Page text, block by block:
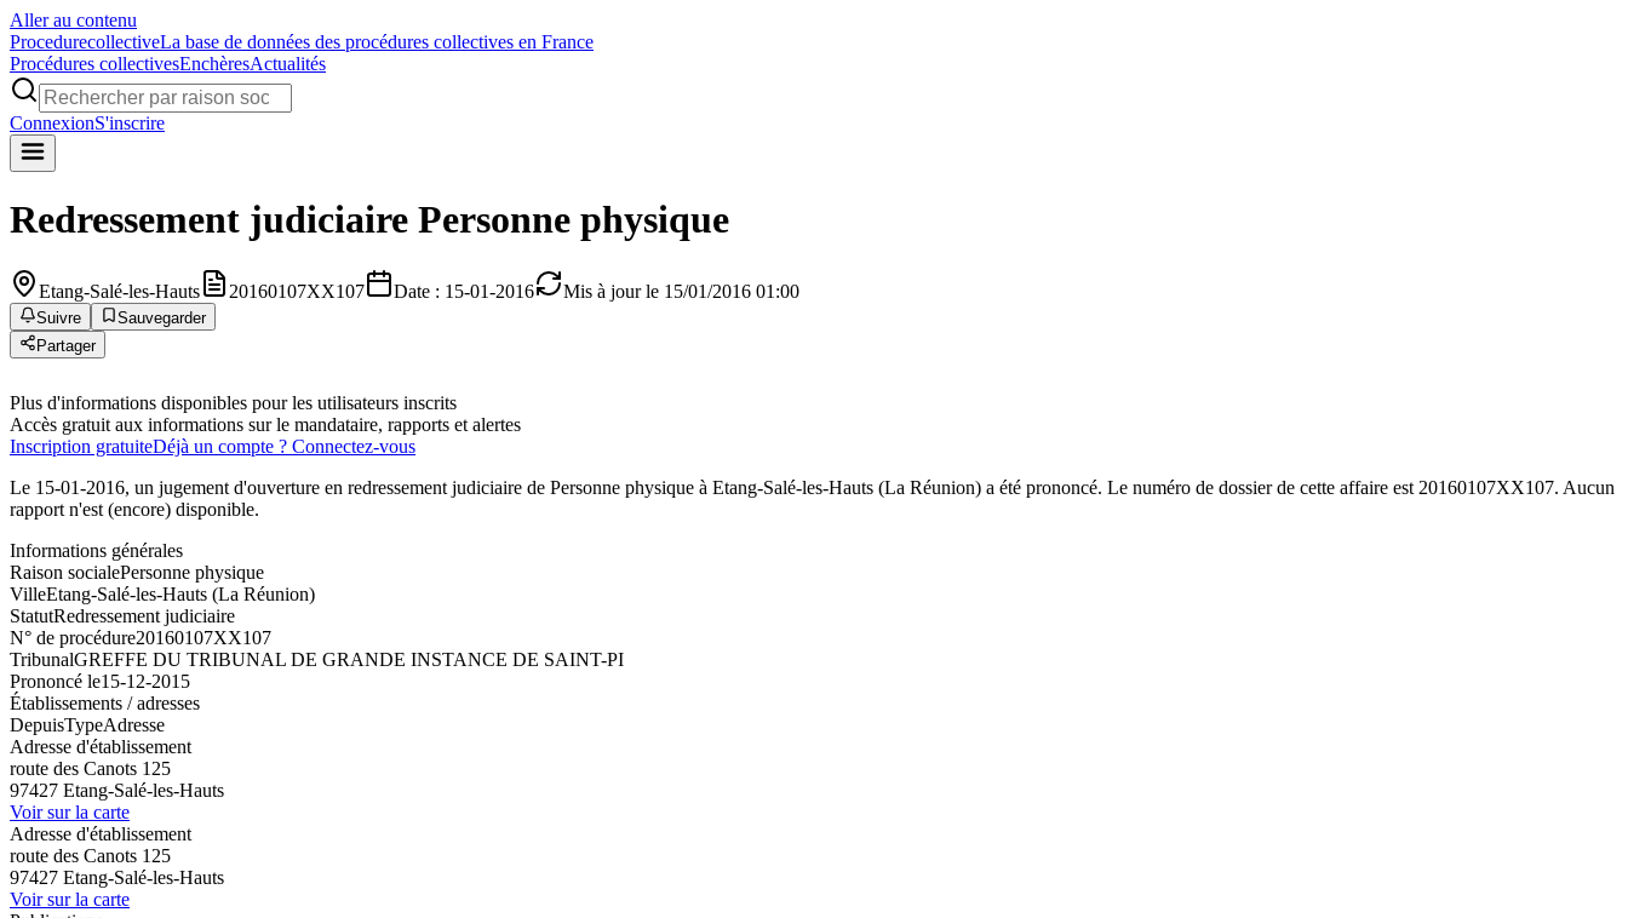
Aller au contenu
ProcedurecollectiveLa base de données des procédures collectives en France
Procédures collectivesEnchèresActualités
ConnexionS'inscrire
Redressement judiciaire Personne physique
Etang-Salé-les-Hauts 20160107XX107 Date : 15-01-2016 Mis à jour le 15/01/2016 01:00
Suivre
Sauvegarder
Partager
Plus d'informations disponibles pour les utilisateurs inscrits
Accès gratuit aux informations sur le mandataire, rapports et alertes
Inscription gratuiteDéjà un compte ? Connectez-vous
Le 15-01-2016, un jugement d'ouverture en redressement judiciaire de Personne physique à Etang-Salé-les-Hauts (La Réunion) a été prononcé. Le numéro de dossier de cette affaire est 20160107XX107. Aucun
rapport n'est (encore) disponible.
Informations générales
Raison socialePersonne physique
VilleEtang-Salé-les-Hauts (La Réunion)
StatutRedressement judiciaire
N° de procédure20160107XX107
TribunalGREFFE DU TRIBUNAL DE GRANDE INSTANCE DE SAINT-PI
Prononcé le15-12-2015
Établissements / adresses
DepuisTypeAdresse
Adresse d'établissement
route des Canots 125
97427 Etang-Salé-les-Hauts
Voir sur la carte
Adresse d'établissement
route des Canots 125
97427 Etang-Salé-les-Hauts
Voir sur la carte